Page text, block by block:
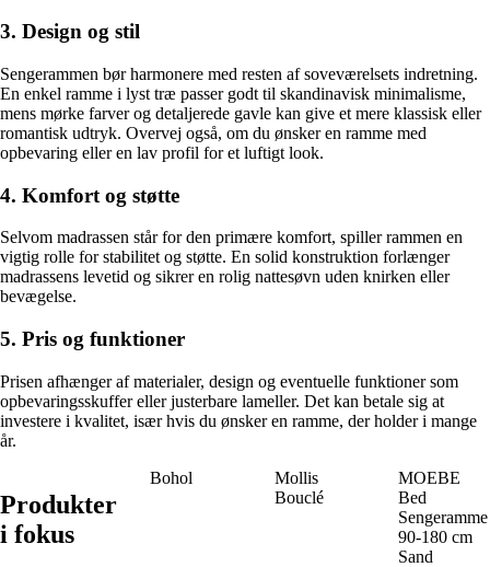
3. Design og stil
Sengerammen bør harmonere med resten af soveværelsets indretning.
En enkel ramme i lyst træ passer godt til skandinavisk minimalisme,
mens mørke farver og detaljerede gavle kan give et mere klassisk eller
romantisk udtryk. Overvej også, om du ønsker en ramme med
opbevaring eller en lav profil for et luftigt look.
4. Komfort og støtte
Selvom madrassen står for den primære komfort, spiller rammen en
vigtig rolle for stabilitet og støtte. En solid konstruktion forlænger
madrassens levetid og sikrer en rolig nattesøvn uden knirken eller
bevægelse.
5. Pris og funktioner
Prisen afhænger af materialer, design og eventuelle funktioner som
opbevaringsskuffer eller justerbare lameller. Det kan betale sig at
investere i kvalitet, især hvis du ønsker en ramme, der holder i mange
år.
Produkter
i fokus
Bohol
Mollis
Bouclé
MOEBE
Bed
Sengeramme
90-180 cm
Sand